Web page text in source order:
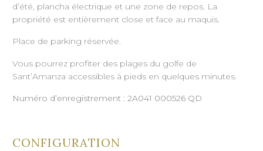
d’été, plancha électrique et une zone de repos. La
propriété est entièrement close et face au maquis.
Place de parking réservée.
Vous pourrez profiter des plages du golfe de
Sant’Amanza accessibles à pieds en quelques minutes.
Numéro d’enregistrement : 2A041 000526 QD
CONFIGURATION